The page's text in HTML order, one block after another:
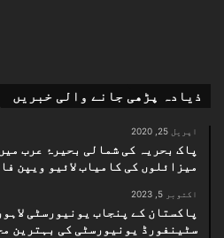
ذیادہ پڑھی جانے والی خبریں
اپریل 25, 2020
پاک بحریہ کی شمالی بحیرۂ عرب
میزائلوں کی کامیاب لائیو ویپن
اکتوبر 5, 2023
پاکستان کے پنجاب یونیورسٹی
سٹینفورڈ یونیورسٹی کی بہترین